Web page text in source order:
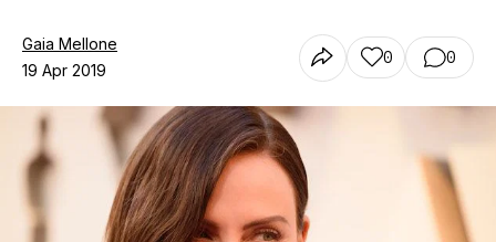
Chi siamo
Contatti
Gaia Mellone
19 Apr 2019
0 0